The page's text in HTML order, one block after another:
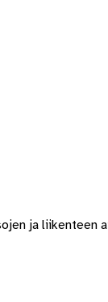
ja liikenteen